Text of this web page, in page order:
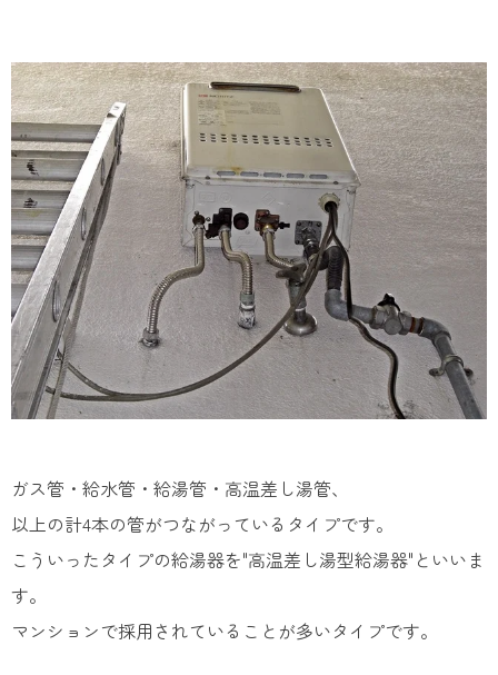
ガス管・給水管・給湯管・高温差し湯管、
以上の計4本の管がつながっているタイプです。
こういったタイプの給湯器を"高温差し湯型給湯器"といいま
す。
マンションで採用されていることが多いタイプです。